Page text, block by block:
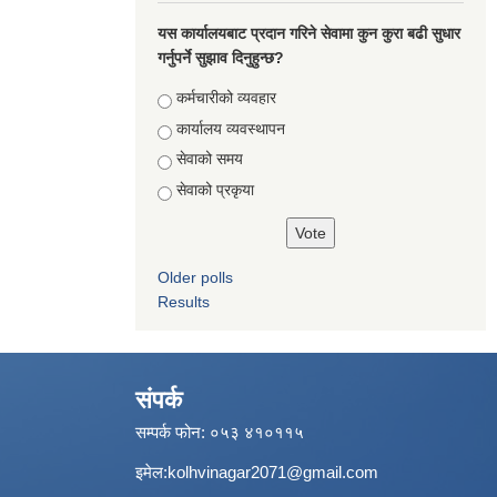
यस कार्यालयबाट प्रदान गरिने सेवामा कुन कुरा बढी सुधार
गर्नुपर्ने सुझाव दिनुहुन्छ?
Choices
कर्मचारीको व्यवहार
कार्यालय व्यवस्थापन
सेवाको समय
सेवाको प्रकृया
Older polls
Results
संपर्क
सम्पर्क फोन: ०५३ ४१०११५
इमेल:kolhvinagar2071@gmail.com